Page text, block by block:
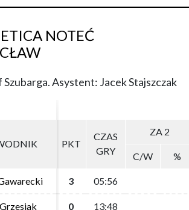
NOTEĆ
Asystent: Jacek Stajszczak
PKT
CZAS
GRY
ZA 2
C/W %
3 05:56
0 13:48
PKT
CZAS
GRY
ZA 2
C/W %
3 05:56
0 13:48